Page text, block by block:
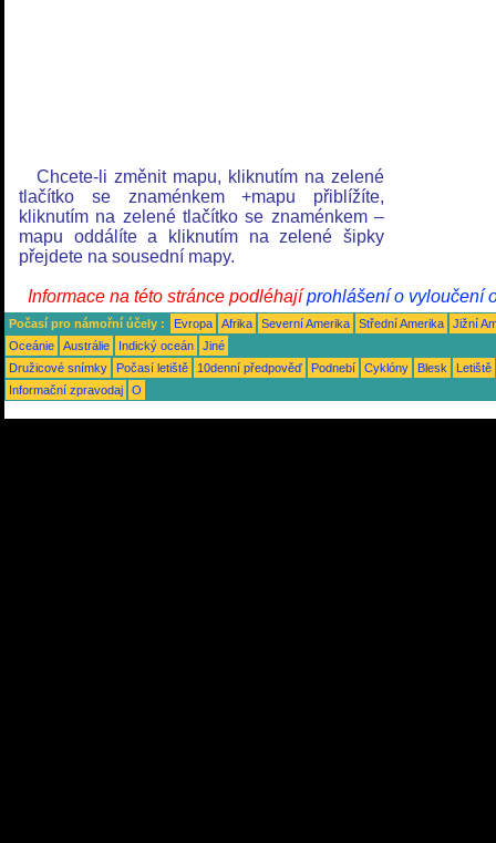
Chcete-li změnit mapu, kliknutím na zelené
tlačítko se znaménkem +mapu přiblížíte,
kliknutím na zelené tlačítko se znaménkem –
mapu oddálíte a kliknutím na zelené šipky
přejdete na sousední mapy.
Informace na této stránce podléhajíprohlášení o vyloučení
Počasí pro námořní účely : Evropa Afrika Severní Amerika Střední Amerika
Jižní
Oceánie
Austrálie Indický oceán
Jiné
Družicové snímky
Počasí letiště 10denní předpověď Podnebí Cyklóny Blesk
Letiště
Informační zpravodaj
O